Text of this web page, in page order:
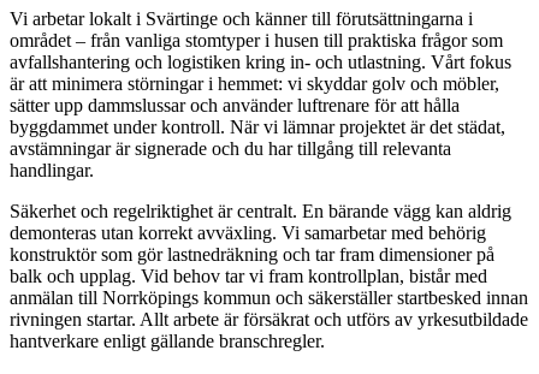
Vi arbetar lokalt i Svärtinge och känner till förutsättningarna i
området – från vanliga stomtyper i husen till praktiska frågor som
avfallshantering och logistiken kring in- och utlastning. Vårt fokus
är att minimera störningar i hemmet: vi skyddar golv och möbler,
sätter upp dammslussar och använder luftrenare för att hålla
byggdammet under kontroll. När vi lämnar projektet är det städat,
avstämningar är signerade och du har tillgång till relevanta
handlingar.
Säkerhet och regelriktighet är centralt. En bärande vägg kan aldrig
demonteras utan korrekt avväxling. Vi samarbetar med behörig
konstruktör som gör lastnedräkning och tar fram dimensioner på
balk och upplag. Vid behov tar vi fram kontrollplan, bistår med
anmälan till Norrköpings kommun och säkerställer startbesked innan
rivningen startar. Allt arbete är försäkrat och utförs av yrkesutbildade
hantverkare enligt gällande branschregler.